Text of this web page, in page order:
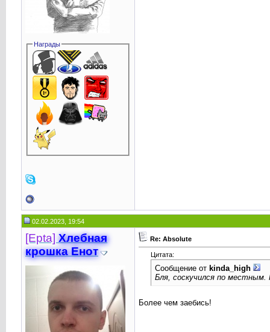
Награды
02.02.2023, 19:54
[Epta] Хлебная
крошкa Енот
Re: Absolute
Цитата:
Сообщение от kinda_high
Бля, соскучился по местным.
Более чем заебись!